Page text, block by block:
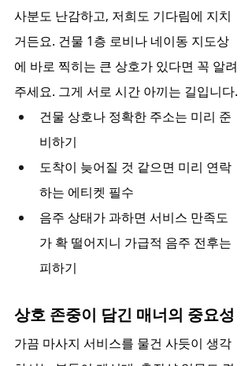
사분도 난감하고, 저희도 기다림에 지치
거든요. 건물 1층 로비나 네이동 지도상
에 바로 찍히는 큰 상호가 있다면 꼭 알려
주세요. 그게 서로 시간 아끼는 길입니다.
건물 상호나 정확한 주소는 미리 준
비하기
도착이 늦어질 것 같으면 미리 연락
하는 에티켓 필수
음주 상태가 과하면 서비스 만족도
가 확 떨어지니 가급적 음주 전후는
피하기
상호 존중이 담긴 매너의 중요성
가끔 마사지 서비스를 물건 사듯이 생각